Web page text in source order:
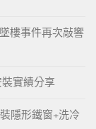
樓事件再次敲響
實績分享
隱形鐵窗+洗冷